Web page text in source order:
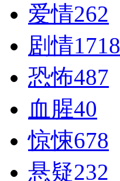
爱情262
剧情1718
恐怖487
血腥40
惊悚678
悬疑232